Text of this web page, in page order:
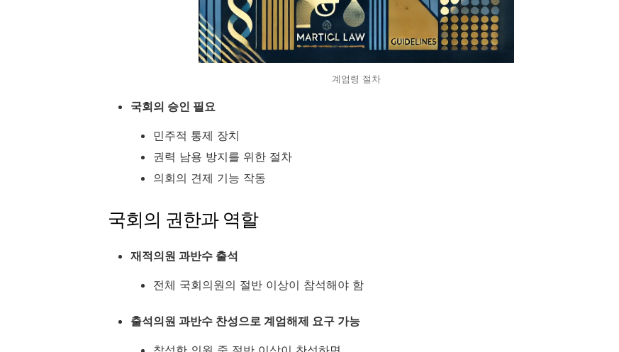
계엄령 절차
국회의 승인 필요
민주적 통제 장치
권력 남용 방지를 위한 절차
의회의 견제 기능 작동
국회의 권한과 역할
재적의원 과반수 출석
전체 국회의원의 절반 이상이 참석해야 함
출석의원 과반수 찬성으로 계엄해제 요구 가능